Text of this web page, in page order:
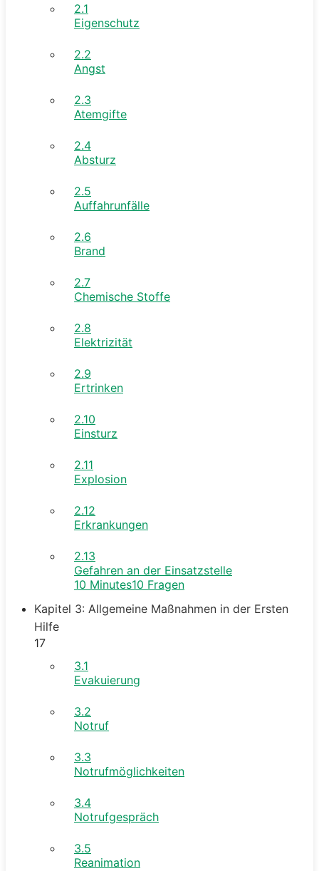
2.1
Eigenschutz
2.2
Angst
2.3
Atemgifte
2.4
Absturz
2.5
Auffahrunfälle
2.6
Brand
2.7
Chemische Stoffe
2.8
Elektrizität
2.9
Ertrinken
2.10
Einsturz
2.11
Explosion
2.12
Erkrankungen
2.13
Gefahren an der Einsatzstelle
10 Minutes10 Fragen
Kapitel 3: Allgemeine Maßnahmen in der Ersten
Hilfe
17
3.1
Evakuierung
3.2
Notruf
3.3
Notrufmöglichkeiten
3.4
Notrufgespräch
3.5
Reanimation